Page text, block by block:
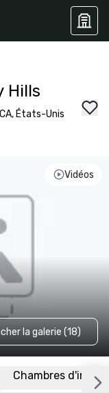
Hills
États-Unis
Vidéos
la galerie (18)
Chambres